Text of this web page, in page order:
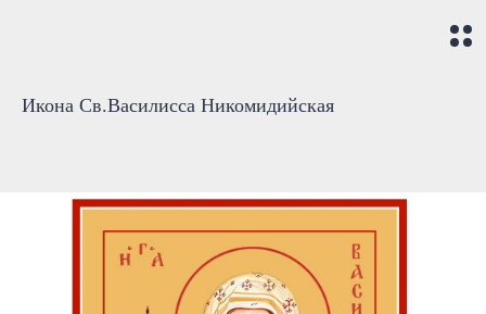
Икона Св.Василисса Никомидийская